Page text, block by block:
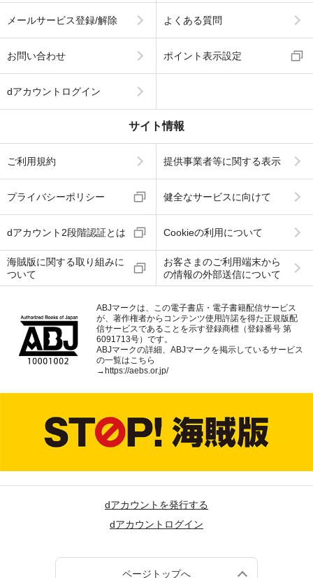
メールサービス登録/解除 よくある質問
お問い合わせ ポイント表示設定
dアカウントログイン
サイト情報
ご利用規約 提供事業者等に関する表示
プライバシーポリシー 健全なサービスに向けて
dアカウント2段階認証とは Cookieの利用について
海賊版に関する取り組みに
ついて
お客さまのご利用端末から
の情報の外部送信について
ABJマークは、この電子書店・電子書籍配信サービス
が、著作権者からコンテンツ使用許諾を得た正規版配
信サービスであることを示す登録商標（登録番号 第
6091713号）です。
ABJマークの詳細、ABJマークを掲示しているサービス
の一覧はこちら
→ https://aebs.or.jp/
dアカウントを発行する
dアカウントログイン
ページトップへ